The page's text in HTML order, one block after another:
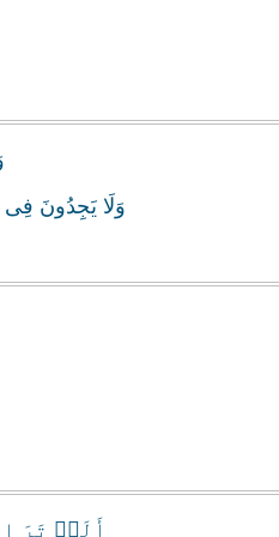
وَلَا يَجِدُونَ
أَلَمۡ تَرَ